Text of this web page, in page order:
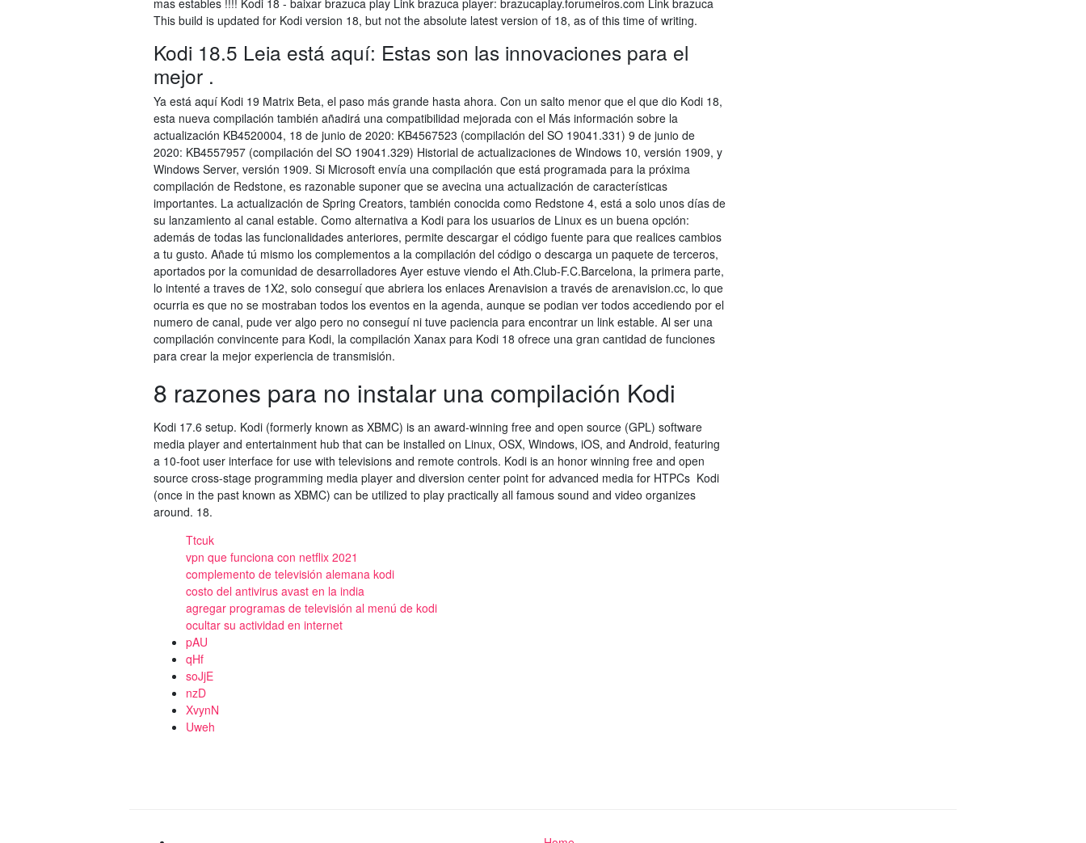
mas estables !!!! Kodi 18 - baixar brazuca play Link brazuca player: brazucaplay.forumeiros.com Link brazuca
This build is updated for Kodi version 18, but not the absolute latest version of 18, as of this time of writing.
Kodi 18.5 Leia está aquí: Estas son las innovaciones para el
mejor .
Ya está aquí Kodi 19 Matrix Beta, el paso más grande hasta ahora. Con un salto menor que el que dio Kodi 18,
esta nueva compilación también añadirá una compatibilidad mejorada con el Más información sobre la
actualización KB4520004, 18 de junio de 2020: KB4567523 (compilación del SO 19041.331) 9 de junio de
2020: KB4557957 (compilación del SO 19041.329) Historial de actualizaciones de Windows 10, versión 1909, y
Windows Server, versión 1909. Si Microsoft envía una compilación que está programada para la próxima
compilación de Redstone, es razonable suponer que se avecina una actualización de características
importantes. La actualización de Spring Creators, también conocida como Redstone 4, está a solo unos días de
su lanzamiento al canal estable. Como alternativa a Kodi para los usuarios de Linux es un buena opción:
además de todas las funcionalidades anteriores, permite descargar el código fuente para que realices cambios
a tu gusto. Añade tú mismo los complementos a la compilación del código o descarga un paquete de terceros,
aportados por la comunidad de desarrolladores Ayer estuve viendo el Ath.Club-F.C.Barcelona, la primera parte,
lo intenté a traves de 1X2, solo conseguí que abriera los enlaces Arenavision a través de arenavision.cc, lo que
ocurria es que no se mostraban todos los eventos en la agenda, aunque se podian ver todos accediendo por el
numero de canal, pude ver algo pero no conseguí ni tuve paciencia para encontrar un link estable. Al ser una
compilación convincente para Kodi, la compilación Xanax para Kodi 18 ofrece una gran cantidad de funciones
para crear la mejor experiencia de transmisión.
8 razones para no instalar una compilación Kodi
Kodi 17.6 setup. Kodi (formerly known as XBMC) is an award-winning free and open source (GPL) software
media player and entertainment hub that can be installed on Linux, OSX, Windows, iOS, and Android, featuring
a 10-foot user interface for use with televisions and remote controls. Kodi is an honor winning free and open
source cross-stage programming media player and diversion center point for advanced media for HTPCs Kodi
(once in the past known as XBMC) can be utilized to play practically all famous sound and video organizes
around. 18.
Ttcuk
vpn que funciona con netflix 2021
complemento de televisión alemana kodi
costo del antivirus avast en la india
agregar programas de televisión al menú de kodi
ocultar su actividad en internet
pAU
qHf
soJjE
nzD
XvynN
Uweh